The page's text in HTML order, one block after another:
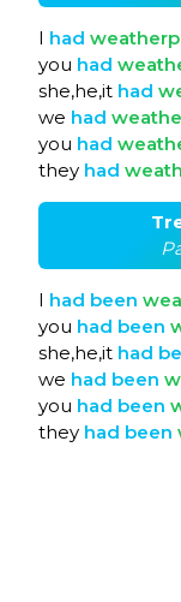
I had
you had
she,he,it had
we had
you had
they had
I had been
you had been
she,he,it had
we had been
you had been
they had been